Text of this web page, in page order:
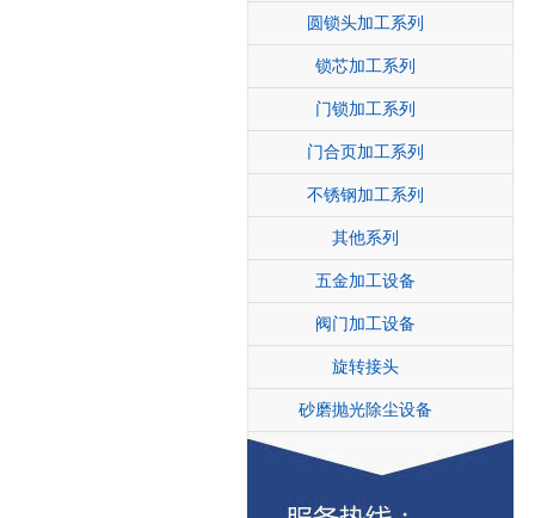
圆锁头加工系列
锁芯加工系列
门锁加工系列
门合页加工系列
不锈钢加工系列
其他系列
五金加工设备
阀门加工设备
旋转接头
砂磨抛光除尘设备